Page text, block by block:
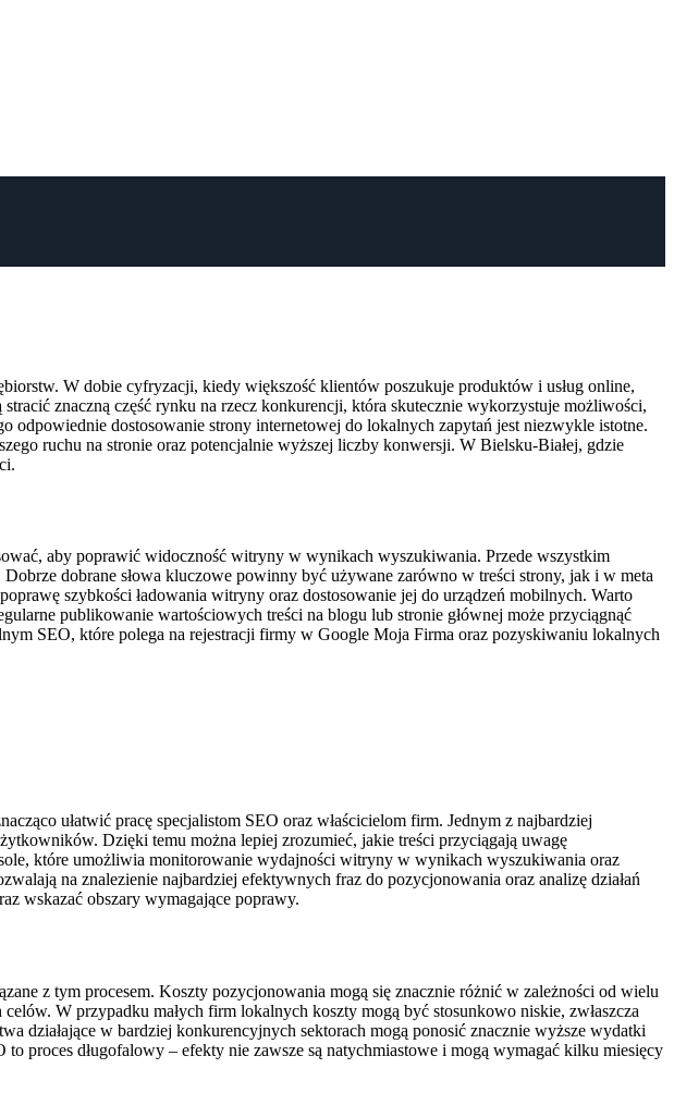
W dobie cyfryzacji, kiedy większość klientów poszukuje produktów i usług online,
znaczną część rynku na rzecz konkurencji, która skutecznie wykorzystuje możliwości,
dostosowanie strony internetowej do lokalnych zapytań jest niezwykle istotne.
ruchu na stronie oraz potencjalnie wyższej liczby konwersji. W Bielsku-Białej, gdzie
aby poprawić widoczność witryny w wynikach wyszukiwania. Przede wszystkim
dobrane słowa kluczowe powinny być używane zarówno w treści strony, jak i w meta
szybkości ładowania witryny oraz dostosowanie jej do urządzeń mobilnych. Warto
publikowanie wartościowych treści na blogu lub stronie głównej może przyciągnąć
SEO, które polega na rejestracji firmy w Google Moja Firma oraz pozyskiwaniu lokalnych
ułatwić pracę specjalistom SEO oraz właścicielom firm. Jednym z najbardziej
Dzięki temu można lepiej zrozumieć, jakie treści przyciągają uwagę
które umożliwia monitorowanie wydajności witryny w wynikach wyszukiwania oraz
na znalezienie najbardziej efektywnych fraz do pozycjonowania oraz analizę działań
wskazać obszary wymagające poprawy.
z tym procesem. Koszty pozycjonowania mogą się znacznie różnić w zależności od wielu
W przypadku małych firm lokalnych koszty mogą być stosunkowo niskie, zwłaszcza
działające w bardziej konkurencyjnych sektorach mogą ponosić znacznie wyższe wydatki
proces długofalowy – efekty nie zawsze są natychmiastowe i mogą wymagać kilku miesięcy